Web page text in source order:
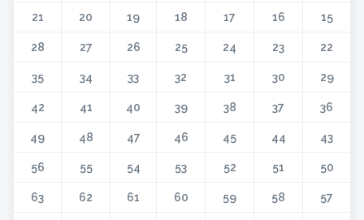
15
16
17
18
19
20
21
22
23
24
25
26
27
28
29
30
31
32
33
34
35
36
37
38
39
40
41
42
43
44
45
46
47
48
49
50
51
52
53
54
55
56
57
58
59
60
61
62
63